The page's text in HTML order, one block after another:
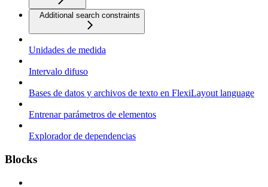
Additional search constraints
Unidades de medida
Intervalo difuso
Bases de datos y archivos de texto en FlexiLayout language
Entrenar parámetros de elementos
Explorador de dependencias
Blocks